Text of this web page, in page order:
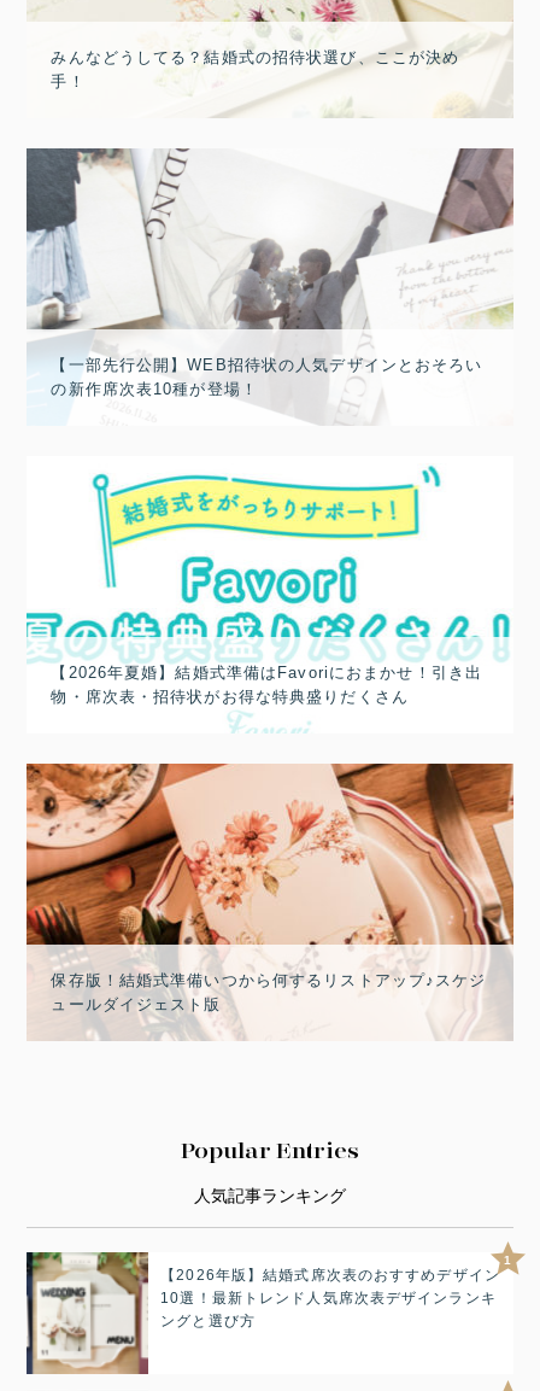
みんなどうしてる？結婚式の招待状選び、ここが決め
手！
【一部先行公開】WEB招待状の人気デザインとおそろい
の新作席次表10種が登場！
【2026年夏婚】結婚式準備はFavoriにおまかせ！引き出
物・席次表・招待状がお得な特典盛りだくさん
保存版！結婚式準備いつから何するリストアップ♪スケジ
ュールダイジェスト版
Popular Entries
人気記事ランキング
1
【2026年版】結婚式席次表のおすすめデザイン
10選！最新トレンド人気席次表デザインランキ
ングと選び方